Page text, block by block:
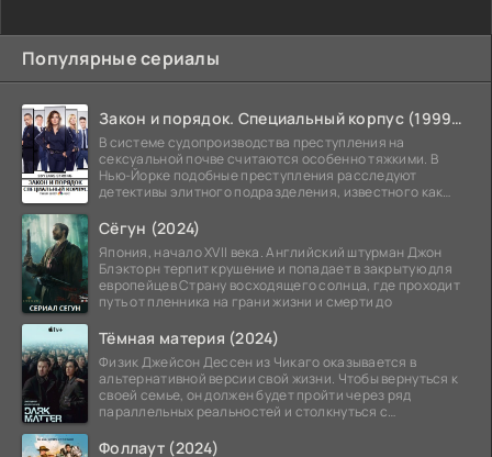
Популярные сериалы
Закон и порядок. Специальный корпус (1999-2026)
В системе судопроизводства преступления на
сексуальной почве считаются особенно тяжкими. В
Нью-Йорке подобные преступления расследуют
детективы элитного подразделения, известного как
Сёгун (2024)
Япония, начало XVII века. Английский штурман Джон
Блэкторн терпит крушение и попадает в закрытую для
европейцев Страну восходящего солнца, где проходит
путь от пленника на грани жизни и смерти до
Тёмная материя (2024)
Физик Джейсон Дессен из Чикаго оказывается в
альтернативной версии свой жизни. Чтобы вернуться к
своей семье, он должен будет пройти через ряд
параллельных реальностей и столкнуться с
Фоллаут (2024)